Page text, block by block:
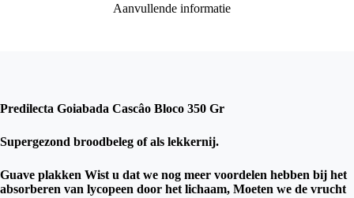
Aanvullende informatie
Predilecta Goiabada Cascâo Bloco 350 Gr
Supergezond broodbeleg of als lekkernij.
Guave plakken Wist u dat we nog meer voordelen hebben bij het
absorberen van lycopeen door het lichaam, Moeten we de vrucht